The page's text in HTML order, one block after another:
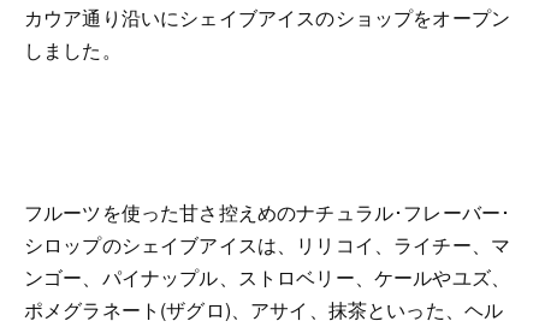
カウア通り沿いにシェイブアイスのショップをオープン
しました。
フルーツを使った甘さ控えめのナチュラル･フレーバー･
シロップのシェイブアイスは、
リリコイ、ライチー、マ
ンゴー、パイナップル、ストロベリー、ケールやユズ、
ポメグラネート(ザグロ)、アサイ、抹茶といった、ヘル